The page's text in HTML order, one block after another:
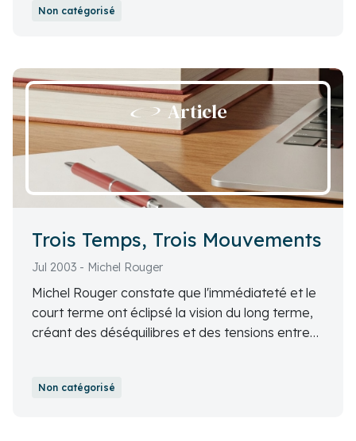
par la mondialisation des données.
Non catégorisé
Article
Trois Temps, Trois Mouvements
Jul 2003 - Michel Rouger
Michel Rouger constate que l'immédiateté et le
court terme ont éclipsé la vision du long terme,
créant des déséquilibres et des tensions entre
Non catégorisé